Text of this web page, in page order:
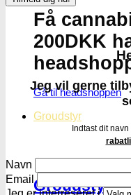
Få
200DKK
Gå til headshoppen
Groudstyr
Groudstyr
Jeg vil gerne
Indtast dit
Navn
Email